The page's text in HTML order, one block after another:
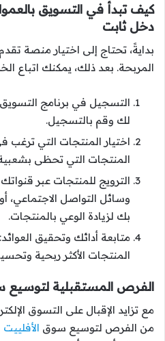
كيف تبدأ في التسويق
دخل ثابت
بدايةً، تحتاج إلى اختيار منصة
المربحة. بعد ذلك، يمكنك اتباع
التسجيل في برنامج
لك وقم بالتسجيل.
اختيار المنتجات التي
المنتجات التي تحظى
الترويج للمنتجات عبر
وسائل التواصل الاجتماعي،
بك لزيادة الوعي بالمنتجات.
متابعة أدائك وتحقيق
المنتجات الأكثر ربحية
الفرص المستقبلية
مع تزايد الإقبال على التسوق
من الفرص لتوسيع سوق الأفلييت